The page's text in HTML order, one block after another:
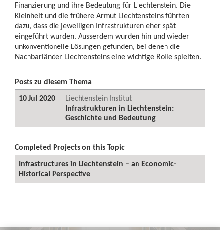
Finanzierung und ihre Bedeutung für Liechtenstein. Die
Kleinheit und die frühere Armut Liechtensteins führten
dazu, dass die jeweiligen Infrastrukturen eher spät
eingeführt wurden. Ausserdem wurden hin und wieder
unkonventionelle Lösungen gefunden, bei denen die
Nachbarländer Liechtensteins eine wichtige Rolle spielten.
Posts zu diesem Thema
10 Jul 2020
Liechtenstein Institut
Infrastrukturen in Liechtenstein:
Geschichte und Bedeutung
Completed Projects on this Topic
Infrastructures in Liechtenstein – an Economic-
Historical Perspective